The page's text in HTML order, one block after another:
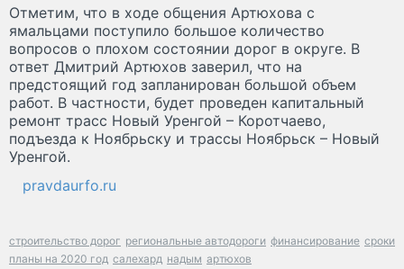
Отметим, что в ходе общения Артюхова с
ямальцами поступило большое количество
вопросов о плохом состоянии дорог в округе. В
ответ Дмитрий Артюхов заверил, что на
предстоящий год запланирован большой объем
работ. В частности, будет проведен капитальный
ремонт трасс Новый Уренгой – Коротчаево,
подъезда к Ноябрьску и трассы Ноябрьск – Новый
Уренгой.
pravdaurfo.ru
строительство дорог региональные автодороги финансирование сроки
планы на 2020 год салехард надым артюхов